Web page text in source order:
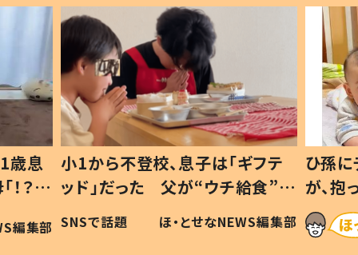
歳息
？」
編集部
小1から不登校、息子は「ギフテ
ッド」だった 父が“ウチ給食”を
作り続ける理由とは #令和の親
#令和の子
SNSで話題 ほ・とせなNEWS編集部
ひ孫
が、
「涙が
い」